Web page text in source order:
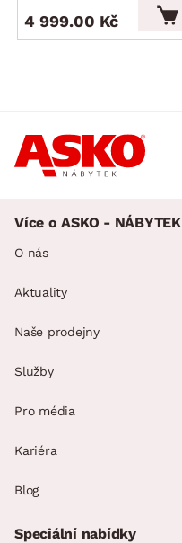
4 999.00 Kč
Více o ASKO - NÁBYTEK
O nás
Aktuality
Naše prodejny
Služby
Pro média
Kariéra
Blog
Speciální nabídky